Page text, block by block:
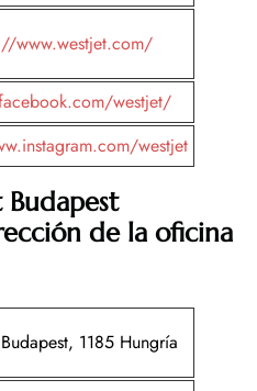
www.westjet.com/
westjet/
westjet
Budapest
de la oficina
Budapest, 1185 Hungría